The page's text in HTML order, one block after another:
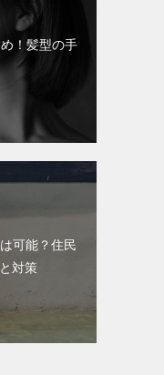
！髪型の手
可能？住民
対策